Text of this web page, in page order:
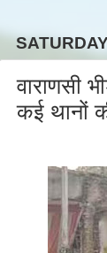
वाराणसी
कई थानों